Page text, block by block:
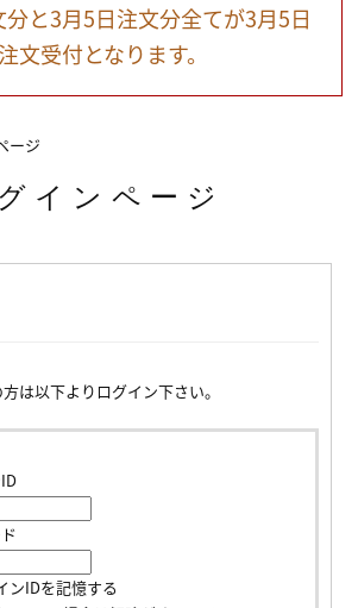
と3月5日注文分全てが3月5日
文受付となります。
ージ
インページ
は以下よりログイン下さい。
ンIDを記憶する